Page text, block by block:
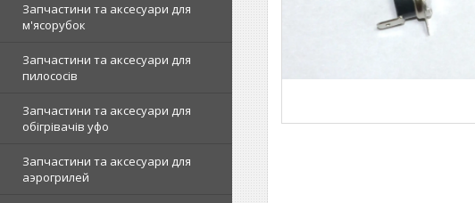
Запчастини та аксесуари для
м'ясорубок
Запчастини та аксесуари для
пилососів
Запчастини та аксесуари для
обігрівачів уфо
Запчастини та аксесуари для
аэрогрилей